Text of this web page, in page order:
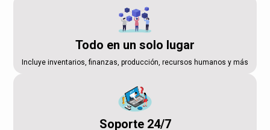
Todo en un solo lugar
Incluye inventarios, finanzas, producción, recursos humanos y más
Soporte 24/7